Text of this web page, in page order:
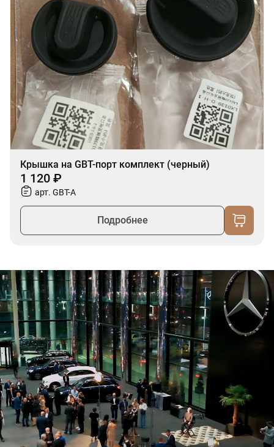
Крышка на GBT-порт комплект (черный)
1 120 ₽
арт. GBT-A
Подробнее